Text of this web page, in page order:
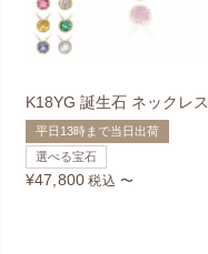
K18YG 誕生石 ネックレス
平日13時まで当日出荷
選べる宝石
¥47,800 税込 〜